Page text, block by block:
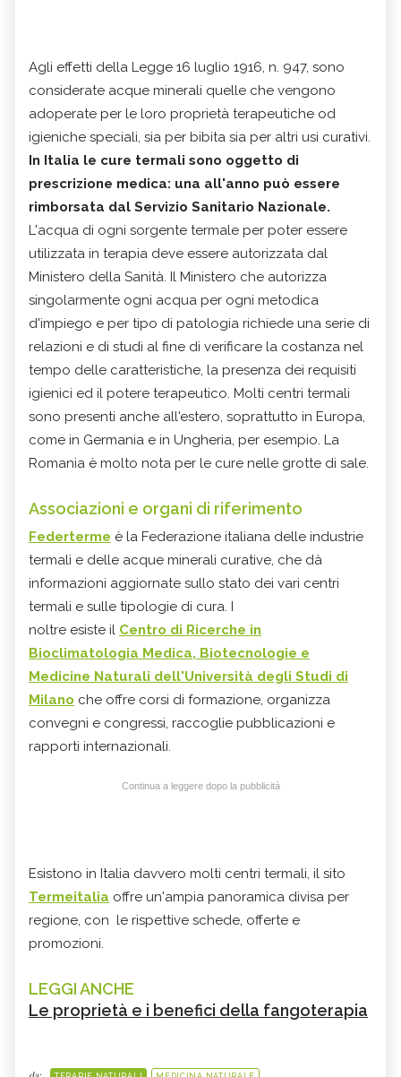
Agli effetti della Legge 16 luglio 1916, n. 947, sono
considerate acque minerali quelle che vengono
adoperate per le loro proprietà terapeutiche od
igieniche speciali, sia per bibita sia per altri usi curativi.
In Italia le cure termali sono oggetto di
prescrizione medica: una all'anno può essere
rimborsata dal Servizio Sanitario Nazionale.
L'acqua di ogni sorgente termale per poter essere
utilizzata in terapia deve essere autorizzata dal
Ministero della Sanità. Il Ministero che autorizza
singolarmente ogni acqua per ogni metodica
d'impiego e per tipo di patologia richiede una serie di
relazioni e di studi al fine di verificare la costanza nel
tempo delle caratteristiche, la presenza dei requisiti
igienici ed il potere terapeutico. Molti centri termali
sono presenti anche all'estero, soprattutto in Europa,
come in Germania e in Ungheria, per esempio. La
Romania è molto nota per le cure nelle grotte di sale.
Associazioni e organi di riferimento
Federterme è la Federazione italiana delle industrie
termali e delle acque minerali curative, che dà
informazioni aggiornate sullo stato dei vari centri
termali e sulle tipologie di cura. I
noltre esiste il Centro di Ricerche in
Bioclimatologia Medica, Biotecnologie e
Medicine Naturali dell'Università degli Studi di
Milano che offre corsi di formazione, organizza
convegni e congressi, raccoglie pubblicazioni e
rapporti internazionali.
Continua a leggere dopo la pubblicità
Esistono in Italia davvero molti centri termali, il sito
Termeitalia offre un'ampia panoramica divisa per
regione, con le rispettive schede, offerte e
promozioni.
LEGGI ANCHE
Le proprietà e i benefici della fangoterapia